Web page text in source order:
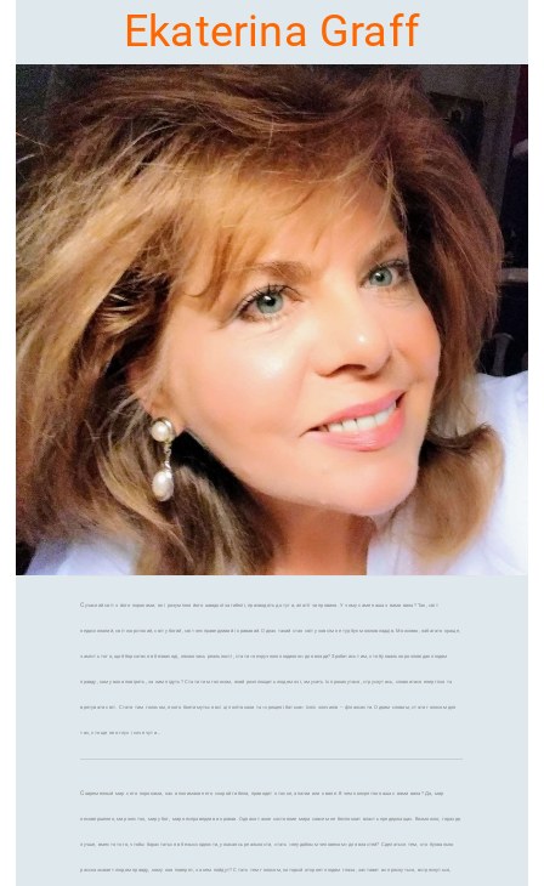
Ekaterina Graff
С учасний світ з його пороками, як і розуміння його швидкої загибелі, призводять до туги, апатії чи провини. У чому саме наша з вами вина? Так, світ
недосконалий, світ жорстокий, світ убогий, світ несправедливий і кривавий. Однак такий стан світу зовсім не турбує можновладців. Можливо, набагато краще,
замість того, щоб борсатися в безвиході, лякаючись реальності, стати «незручною людиною» для влади? Зробитись тим, хто буквально розповідає людям
правду, кому вони повірять, за ким підуть? Стати тим голосом, який розплющить людям очі, змусить їх прокинутися, струснутись, сповнитися енергією та
врятувати світ. Стати тим голосом, якого боятимуться всі ці політикани та «хрещені батьки» їхніх злочинів – фінансисти. Одним словом, стати голосом для
тих, хто ще не оглух і хоче чути…
С овременный мир с его пороками, как и понимание его скорой гибели, приводят к тоске, апатии или к вине. В чем конкретно наша с вами вина? Да, мир
несовершенен, мир жесток, мир убог, мир несправедлив и кровав. Однако такое состояние мира совсем не беспокоит власть предержащих. Возможно, гораздо
лучше, вместо того, чтобы барахтаться в безысходности, ужасаясь реальности, стать «неудобным человеком» для властей? Сделаться тем, кто буквально
рассказывает людям правду, кому они поверят, за кем пойдут? Стать тем голосом, который откроет людям глаза, заставит их проснуться, встряхнуться,